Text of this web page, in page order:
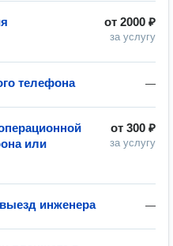
от 2000 ₽
за услугу
—
телефона
от 300 ₽
за услугу
или
—
инженера